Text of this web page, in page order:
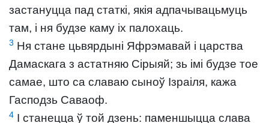
застануцца пад статкі, якія адпачывацьмуць
там, і ня будзе каму іх палохаць.
3 Ня стане цьвярдыні Яфрэмавай і царства
Дамаскага з астатняю Сірыяй; зь імі будзе тое
самае, што са славаю сыноў Ізраіля, кажа
Гасподзь Саваоф.
4 І станецца ў той дзень: паменшыцца слава